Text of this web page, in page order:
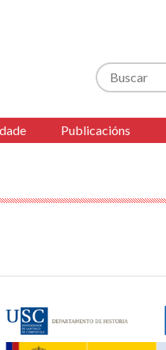
Buscar
Publicacións